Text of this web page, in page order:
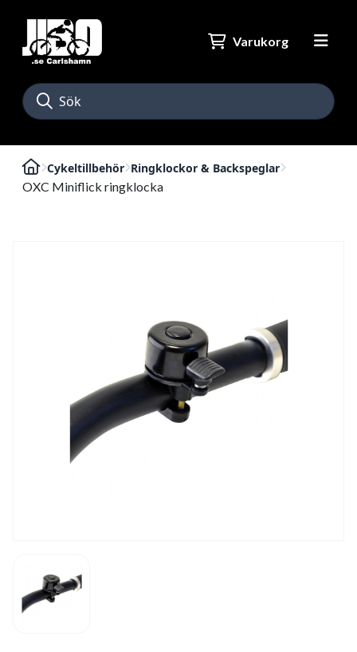
Varukorg
Cykeltillbehör Ringklockor & Backspeglar
OXC Miniflick ringklocka